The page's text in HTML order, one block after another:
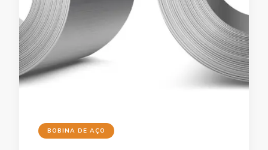
BOBINA DE AÇO